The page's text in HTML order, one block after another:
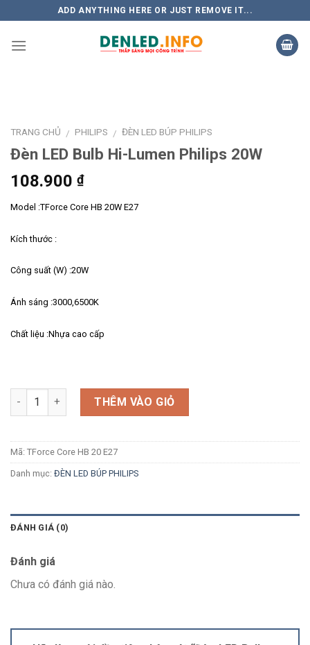
to
content
ADD ANYTHING HERE OR JUST REMOVE IT...
TRANG CHỦ / PHILIPS / ĐÈN LED BÚP PHILIPS
Đèn LED Bulb Hi-Lumen Philips 20W
108.900 ₫
Model :TForce Core HB 20W E27
Kích thước :
Công suất (W) :20W
Ánh sáng :3000,6500K
Chất liệu :Nhựa cao cấp
Số lượng THÊM VÀO GIỎ
Mã: TForce Core HB 20 E27
Danh mục: ĐÈN LED BÚP PHILIPS
ĐÁNH GIÁ (0)
Đánh giá
Chưa có đánh giá nào.